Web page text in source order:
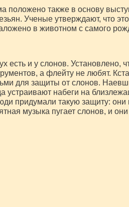
положено также в основу
Ученые утверждают, что
в животном с самого
есть и у слонов. Установлено,
а флейту не любят.
для защиты от слонов.
устраивают набеги на
придумали такую защиту:
музыка пугает слонов, и